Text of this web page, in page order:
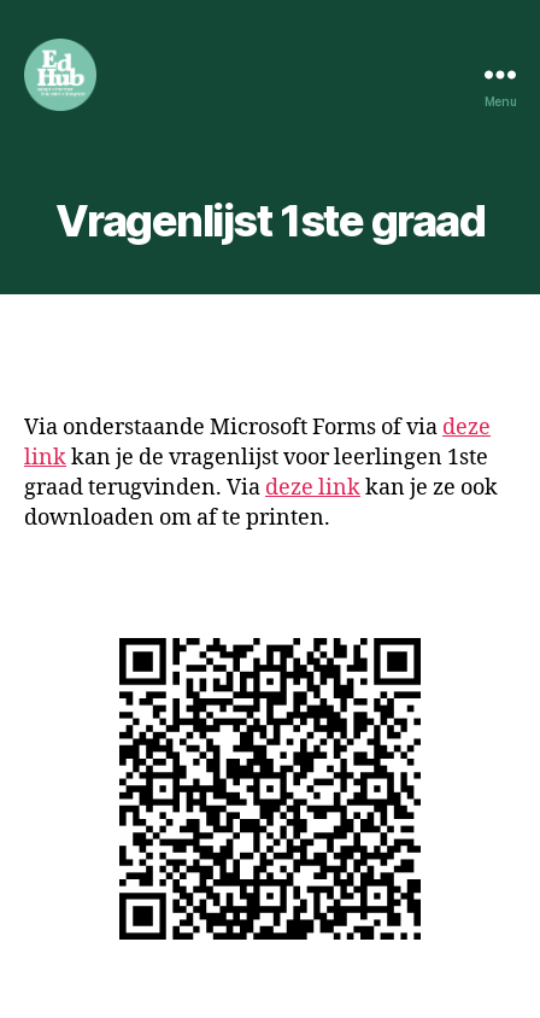
Menu
Vragenlijst 1ste graad
Via onderstaande Microsoft Forms of via deze
linkkan je de vragenlijst voor leerlingen 1ste
graad terugvinden. Via deze linkkan je ze ook
downloaden om af te printen.